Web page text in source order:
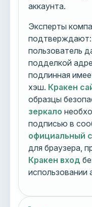
аккаунта.
Эксперты
пользователь
подделкой
подлинная
хэш. Кракен
образцы
зеркало
подписью в
официальный
для браузера,
Кракен вход
использовании